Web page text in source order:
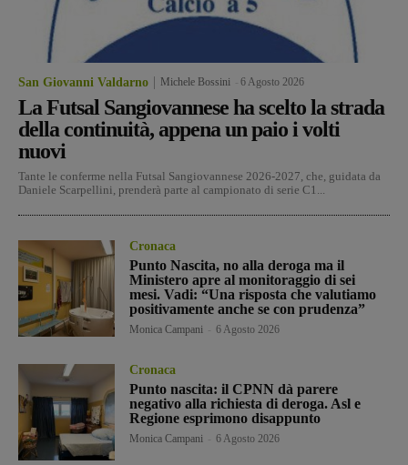
San Giovanni Valdarno Michele Bossini 6 Agosto 2026
La Futsal Sangiovannese ha scelto la strada
della continuità, appena un paio i volti
nuovi
Tante le conferme nella Futsal Sangiovannese 2026-2027, che, guidata da
Daniele Scarpellini, prenderà parte al campionato di serie C1...
Cronaca
Punto Nascita, no alla deroga ma il
Ministero apre al monitoraggio di sei
mesi. Vadi: “Una risposta che valutiamo
positivamente anche se con prudenza”
Monica Campani 6 Agosto 2026
Cronaca
Punto nascita: il CPNN dà parere
negativo alla richiesta di deroga. Asl e
Regione esprimono disappunto
Monica Campani 6 Agosto 2026